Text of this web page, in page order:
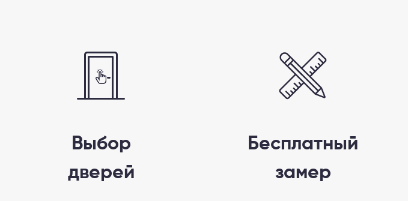
Выбор
дверей
Бесплатный
замер
Выберите способ связи
Перезвонить